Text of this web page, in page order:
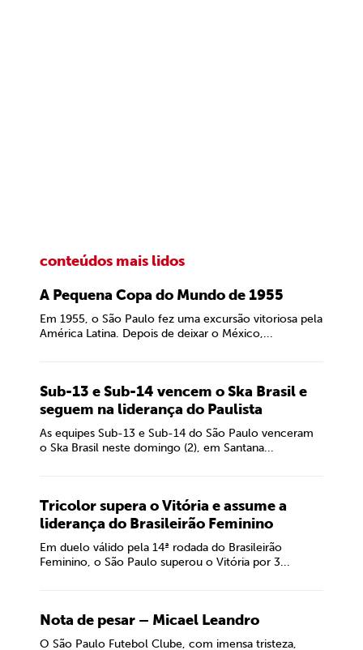
conteúdos mais lidos
A Pequena Copa do Mundo de 1955
Em 1955, o São Paulo fez uma excursão vitoriosa pela
América Latina. Depois de deixar o México,...
Sub-13 e Sub-14 vencem o Ska Brasil e
seguem na liderança do Paulista
As equipes Sub-13 e Sub-14 do São Paulo venceram
o Ska Brasil neste domingo (2), em Santana...
Tricolor supera o Vitória e assume a
liderança do Brasileirão Feminino
Em duelo válido pela 14ª rodada do Brasileirão
Feminino, o São Paulo superou o Vitória por 3...
Nota de pesar – Micael Leandro
O São Paulo Futebol Clube, com imensa tristeza,